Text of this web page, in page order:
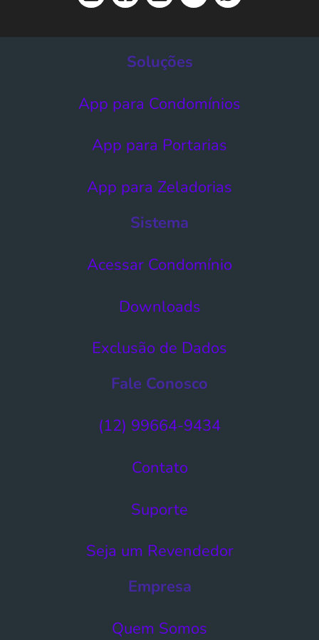
Soluções
App para Condomínios
App para Portarias
App para Zeladorias
Sistema
Acessar Condomínio​
Downloads
Exclusão de Dados​
Fale Conosco
(12) 99664-9434
Contato
Suporte
Seja um Revendedor
Empresa
Quem Somos